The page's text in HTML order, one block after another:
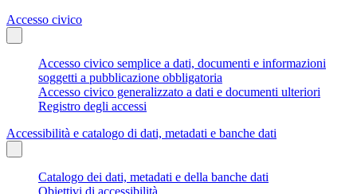
Accesso civico
Accesso civico semplice a dati, documenti e informazioni
soggetti a pubblicazione obbligatoria
Accesso civico generalizzato a dati e documenti ulteriori
Registro degli accessi
Accessibilità e catalogo di dati, metadati e banche dati
Catalogo dei dati, metadati e della banche dati
Obiettivi di accessibilità